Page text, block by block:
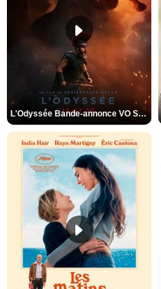
L'Odyssée Bande-annonce VO STFR